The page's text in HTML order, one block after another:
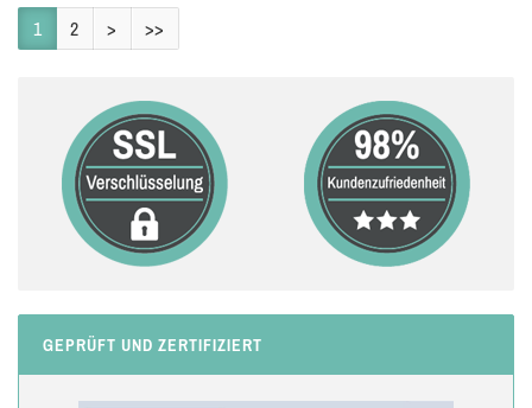
1 2 > >>
GEPRÜFT UND ZERTIFIZIERT